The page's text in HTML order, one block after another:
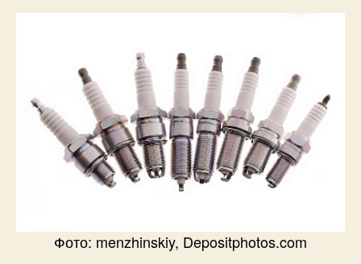
Фото: menzhinskiy, Depositphotos.com